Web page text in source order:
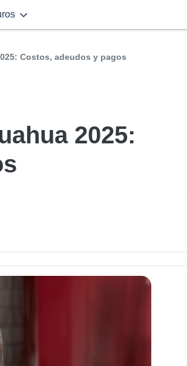
Costos, adeudos y pagos
2025: